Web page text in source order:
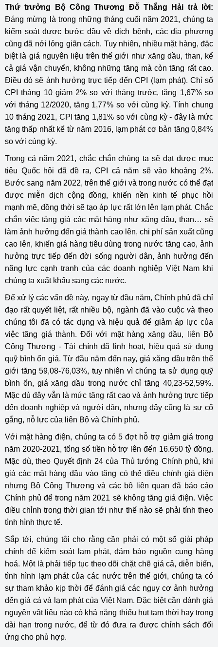
Thứ trưởng Bộ Công Thương Đỗ Thắng Hải trả lời:
Đáng mừng là trong những tháng cuối năm 2021, chúng ta
kiểm soát được bước đầu về dịch bệnh, các địa phương
cũng đã nới lỏng giãn cách. Tuy nhiên, nhiều mặt hàng, đặc
biệt là giá nguyên liệu trên thế giới như xăng dầu, than, kể
cả giá vận chuyển, không những tăng mà còn tăng rất cao.
Điều đó sẽ ảnh hưởng trực tiếp đến CPI (lạm phát). Chỉ số
CPI tháng 10 giảm 2% so với tháng trước, tăng 1,67% so
với tháng 12/2020, tăng 1,77% so với cùng kỳ. Tính chung
10 tháng 2021, CPI tăng 1,81% so với cùng kỳ - đây là mức
tăng thấp nhất kể từ năm 2016, lạm phát cơ bản tăng 0,84%
so với cùng kỳ.
Trong cả năm 2021, chắc chắn chúng ta sẽ đạt được mục
tiêu Quốc hội đã đề ra, CPI cả năm sẽ vào khoảng 2%.
Bước sang năm 2022, trên thế giới và trong nước có thể đạt
được miễn dịch cộng đồng, khiến nền kinh tế phục hồi
mạnh mẽ, đồng thời sẽ tạo áp lực rất lớn lên lạm phát. Chắc
chắn việc tăng giá các mặt hàng như xăng dầu, than… sẽ
làm ảnh hưởng đến giá thành cao lên, chi phí sản xuất cũng
cao lên, khiến giá hàng tiêu dùng trong nước tăng cao, ảnh
hưởng trực tiếp đến đời sống người dân, ảnh hưởng đến
năng lực cạnh tranh của các doanh nghiệp Việt Nam khi
chúng ta xuất khẩu sang các nước.
Để xử lý các vấn đề này, ngay từ đầu năm, Chính phủ đã chỉ
đạo rất quyết liệt, rất nhiều bộ, ngành đã vào cuộc và theo
chúng tôi đã có tác dụng và hiệu quả để giảm áp lực của
việc tăng giá thành. Đối với mặt hàng xăng dầu, liên Bộ
Công Thương - Tài chính đã linh hoạt, hiệu quả sử dụng
quỹ bình ổn giá. Từ đầu năm đến nay, giá xăng dầu trên thế
giới tăng 59,08-76,03%, tuy nhiên vì chúng ta sử dụng quỹ
bình ổn, giá xăng dầu trong nước chỉ tăng 40,23-52,59%.
Mặc dù đây vẫn là mức tăng rất cao và ảnh hưởng trực tiếp
đến doanh nghiệp và người dân, nhưng đây cũng là sự cố
gắng, nỗ lực của liên Bộ và Chính phủ.
Với mặt hàng điện, chúng ta có 5 đợt hỗ trợ giảm giá trong
năm 2020-2021, tổng số tiền hỗ trợ lên đến 16.650 tỷ đồng.
Mặc dù, theo Quyết định 24 của Thủ tướng Chính phủ, khi
giá các mặt hàng đầu vào tăng có thể điều chỉnh giá điện
nhưng Bộ Công Thương và các bộ liên quan đã báo cáo
Chính phủ để trong năm 2021 sẽ không tăng giá điện. Việc
điều chỉnh trong thời gian tới như thế nào sẽ phải tính theo
tình hình thực tế.
Sắp tới, chúng tôi cho rằng cần phải có một số giải pháp
chính để kiểm soát lạm phát, đảm bảo nguồn cung hàng
hoá. Một là phải tiếp tục theo dõi chặt chẽ giá cả, diễn biến,
tình hình lạm phát của các nước trên thế giới, chúng ta có
sự tham khảo kịp thời để đánh giá các nguy cơ ảnh hưởng
đến giá cả và lạm phát của Việt Nam. Đặc biệt cần đánh giá
nguyên vật liệu nào có khả năng thiếu hụt tạm thời hay trong
dài hạn trong nước, để từ đó đưa ra được chính sách đối
ứng cho phù hợp.